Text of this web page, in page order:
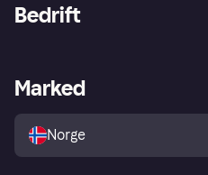
Utforsk butikker
Bedrift
Merchant portal
Marked
Norge